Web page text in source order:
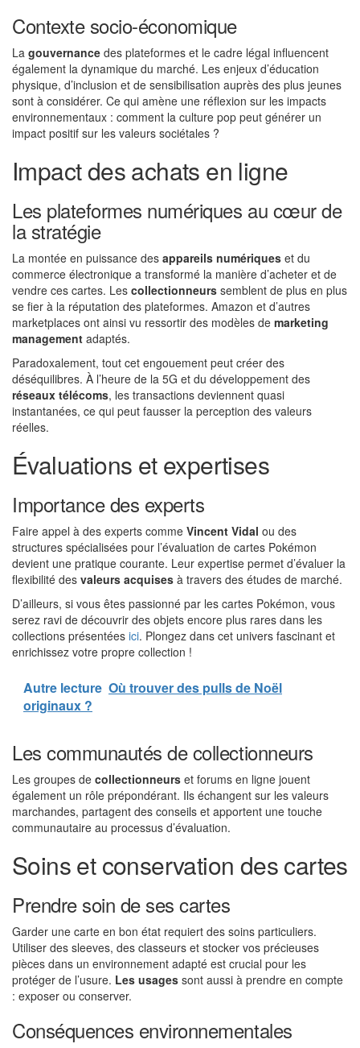
Contexte socio-économique
La gouvernance des plateformes et le cadre légal influencent
également la dynamique du marché. Les enjeux d’éducation
physique, d’inclusion et de sensibilisation auprès des plus jeunes
sont à considérer. Ce qui amène une réflexion sur les impacts
environnementaux : comment la culture pop peut générer un
impact positif sur les valeurs sociétales ?
Impact des achats en ligne
Les plateformes numériques au cœur de
la stratégie
La montée en puissance des appareils numériques et du
commerce électronique a transformé la manière d’acheter et de
vendre ces cartes. Les collectionneurs semblent de plus en plus
se fier à la réputation des plateformes. Amazon et d’autres
marketplaces ont ainsi vu ressortir des modèles de marketing
management adaptés.
Paradoxalement, tout cet engouement peut créer des
déséquilibres. À l’heure de la 5G et du développement des
réseaux télécoms, les transactions deviennent quasi
instantanées, ce qui peut fausser la perception des valeurs
réelles.
Évaluations et expertises
Importance des experts
Faire appel à des experts comme Vincent Vidal ou des
structures spécialisées pour l’évaluation de cartes Pokémon
devient une pratique courante. Leur expertise permet d’évaluer la
flexibilité des valeurs acquises à travers des études de marché.
D’ailleurs, si vous êtes passionné par les cartes Pokémon, vous
serez ravi de découvrir des objets encore plus rares dans les
collections présentées ici. Plongez dans cet univers fascinant et
enrichissez votre propre collection !
Autre lecture Où trouver des pulls de Noël
originaux ?
Les communautés de collectionneurs
Les groupes de collectionneurs et forums en ligne jouent
également un rôle prépondérant. Ils échangent sur les valeurs
marchandes, partagent des conseils et apportent une touche
communautaire au processus d’évaluation.
Soins et conservation des cartes
Prendre soin de ses cartes
Garder une carte en bon état requiert des soins particuliers.
Utiliser des sleeves, des classeurs et stocker vos précieuses
pièces dans un environnement adapté est crucial pour les
protéger de l’usure. Les usages sont aussi à prendre en compte
: exposer ou conserver.
Conséquences environnementales